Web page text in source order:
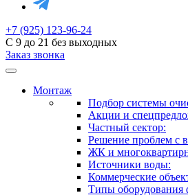
+7 (925) 123-96-24
С 9 до 21 без выходных
Заказ звонка
Монтаж
Подбор системы
Акции и
Частный сектор:
Решение проблем с
ЖК и
Источники воды:
Коммерческие
Типы оборудования